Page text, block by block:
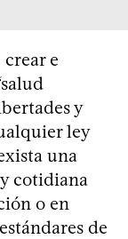
e
y
ley
una
cotidiana
o en
de